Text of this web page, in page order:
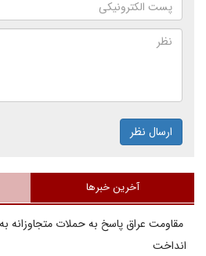
ارسال نظر
آخرین خبرها
مقاومت عراق پاسخ به حملات متجاوزانه
انداخت